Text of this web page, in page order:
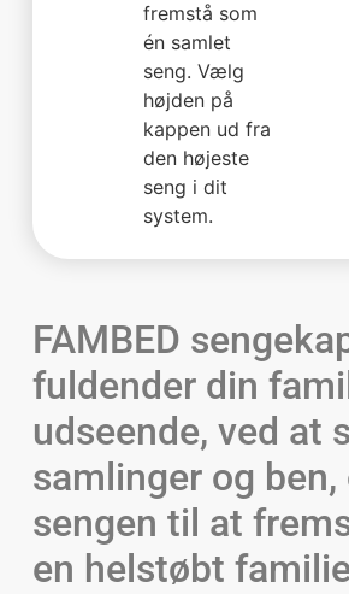
fremstå som
én samlet
seng. Vælg
højden på
kappen ud fra
den højeste
seng i dit
system.
FAMBED
fuldender din
udseende, ved at
samlinger og ben,
sengen til at
en helstøbt